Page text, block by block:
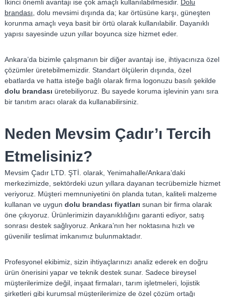
İkinci önemli avantajı ise çok amaçlı kullanılabilmesidir. Dolu
brandası , dolu mevsimi dışında da; kar örtüsüne karşı, güneşten
korunma amaçlı veya basit bir örtü olarak kullanılabilir. Dayanıklı
yapısı sayesinde uzun yıllar boyunca size hizmet eder.
Ankara’da bizimle çalışmanın bir diğer avantajı ise, ihtiyacınıza özel
çözümler üretebilmemizdir. Standart ölçülerin dışında, özel
ebatlarda ve hatta isteğe bağlı olarak firma logonuzu basılı şekilde
dolu brandası üretebiliyoruz. Bu sayede koruma işlevinin yanı sıra
bir tanıtım aracı olarak da kullanabilirsiniz.
Neden Mevsim Çadır’ı Tercih
Etmelisiniz?
Mevsim Çadır LTD. ŞTİ. olarak, Yenimahalle/Ankara’daki
merkezimizde, sektördeki uzun yıllara dayanan tecrübemizle hizmet
veriyoruz. Müşteri memnuniyetini ön planda tutan, kaliteli malzeme
kullanan ve uygun dolu brandası fiyatları sunan bir firma olarak
öne çıkıyoruz. Ürünlerimizin dayanıklılığını garanti ediyor, satış
sonrası destek sağlıyoruz. Ankara’nın her noktasına hızlı ve
güvenilir teslimat imkanımız bulunmaktadır.
Profesyonel ekibimiz, sizin ihtiyaçlarınızı analiz ederek en doğru
ürün önerisini yapar ve teknik destek sunar. Sadece bireysel
müşterilerimize değil, inşaat firmaları, tarım işletmeleri, lojistik
şirketleri gibi kurumsal müşterilerimize de özel çözüm ortağı